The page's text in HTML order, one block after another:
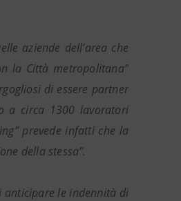
aziende dell’area che
la Città metropolitana”
di essere partner
a circa 1300 lavoratori
prevede infatti che la
della stessa”.
anticipare le indennità di